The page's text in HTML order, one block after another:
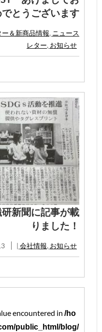
でとうございます
＆新商品情報, ニュース
レター, お知らせ
新聞に記事が載
りました！
| 会社情報, お知らせ
encountered in /ho
public_html/blog/